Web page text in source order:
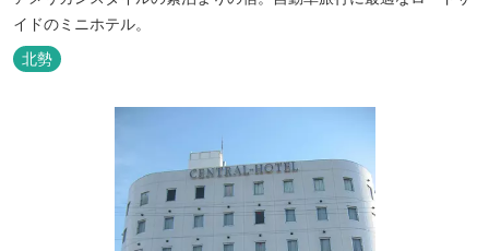
イドのミニホテル。
北勢